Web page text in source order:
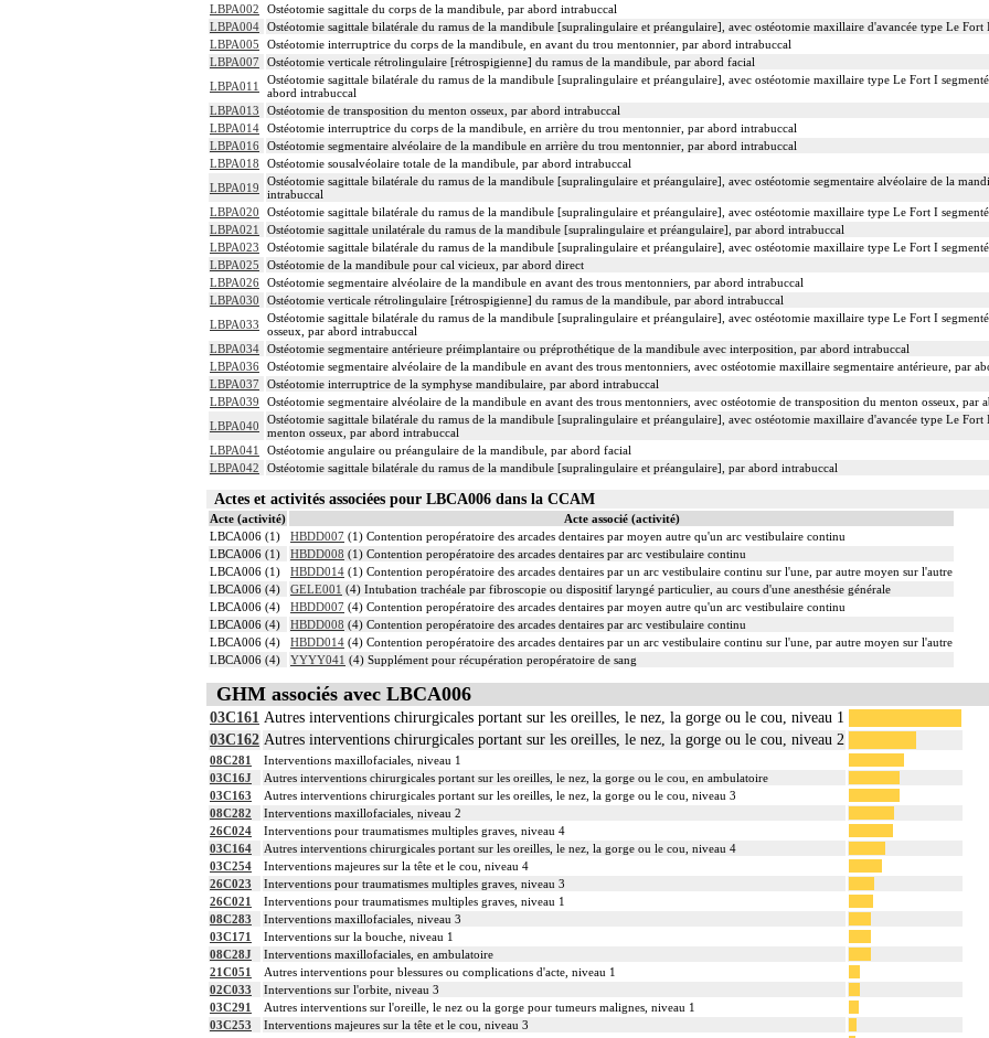
LBPA002
Ostéotomie sagittale du corps de la mandibule, par abord intrabuccal
LBPA004 Ostéotomie sagittale bilatérale du ramus de la mandibule [supralingulaire et préangulaire], avec ostéotomie maxillaire d'avancée type Le
LBPA005
Ostéotomie interruptrice du corps de la mandibule, en avant du trou mentonnier, par abord intrabuccal
LBPA007
Ostéotomie verticale rétrolingulaire [rétrospigienne] du ramus de la mandibule, par abord facial
LBPA011
Ostéotomie sagittale bilatérale du ramus de la mandibule [supralingulaire et préangulaire], avec ostéotomie maxillaire type Le Fort I
abord intrabuccal
LBPA013
Ostéotomie de transposition du menton osseux, par abord intrabuccal
LBPA014 Ostéotomie interruptrice du corps de la mandibule, en arrière du trou mentonnier, par abord intrabuccal
LBPA016 Ostéotomie segmentaire alvéolaire de la mandibule en arrière du trou mentonnier, par abord intrabuccal
LBPA018
Ostéotomie sousalvéolaire totale de la mandibule, par abord intrabuccal
LBPA019
Ostéotomie sagittale bilatérale du ramus de la mandibule [supralingulaire et préangulaire], avec ostéotomie segmentaire alvéolaire de la
intrabuccal
LBPA020
Ostéotomie sagittale bilatérale du ramus de la mandibule [supralingulaire et préangulaire], avec ostéotomie maxillaire type Le Fort I
LBPA021
Ostéotomie sagittale unilatérale du ramus de la mandibule [supralingulaire et préangulaire], par abord intrabuccal
LBPA023
Ostéotomie sagittale bilatérale du ramus de la mandibule [supralingulaire et préangulaire], avec ostéotomie maxillaire type Le Fort I
LBPA025
Ostéotomie de la mandibule pour cal vicieux, par abord direct
LBPA026 Ostéotomie segmentaire alvéolaire de la mandibule en avant des trous mentonniers, par abord intrabuccal
LBPA030
Ostéotomie verticale rétrolingulaire [rétrospigienne] du ramus de la mandibule, par abord intrabuccal
LBPA033
Ostéotomie sagittale bilatérale du ramus de la mandibule [supralingulaire et préangulaire], avec ostéotomie maxillaire type Le Fort I
osseux, par abord intrabuccal
LBPA034 Ostéotomie segmentaire antérieure préimplantaire ou préprothétique de la mandibule avec interposition, par abord intrabuccal
LBPA036 Ostéotomie segmentaire alvéolaire de la mandibule en avant des trous mentonniers, avec ostéotomie maxillaire segmentaire antérieure, par
LBPA037
Ostéotomie interruptrice de la symphyse mandibulaire, par abord intrabuccal
LBPA039
Ostéotomie segmentaire alvéolaire de la mandibule en avant des trous mentonniers, avec ostéotomie de transposition du menton osseux, par
LBPA040
Ostéotomie sagittale bilatérale du ramus de la mandibule [supralingulaire et préangulaire], avec ostéotomie maxillaire d'avancée type Le
menton osseux, par abord intrabuccal
LBPA041
Ostéotomie angulaire ou préangulaire de la mandibule, par abord facial
LBPA042
Ostéotomie sagittale bilatérale du ramus de la mandibule [supralingulaire et préangulaire], par abord intrabuccal
Actes et activités associées pour LBCA006 dans la CCAM
Acte (activité)
Acte associé (activité)
LBCA006 (1)
HBDD007 (1) Contention peropératoire des arcades dentaires par moyen autre qu'un arc vestibulaire continu
LBCA006 (1)
HBDD008 (1) Contention peropératoire des arcades dentaires par arc vestibulaire continu
LBCA006 (1)
HBDD014 (1) Contention peropératoire des arcades dentaires par un arc vestibulaire continu sur l'une, par autre moyen sur l'autre
LBCA006 (4)
GELE001 (4) Intubation trachéale par fibroscopie ou dispositif laryngé particulier, au cours d'une anesthésie générale
LBCA006 (4)
HBDD007 (4) Contention peropératoire des arcades dentaires par moyen autre qu'un arc vestibulaire continu
LBCA006 (4)
HBDD008 (4) Contention peropératoire des arcades dentaires par arc vestibulaire continu
LBCA006 (4)
HBDD014 (4) Contention peropératoire des arcades dentaires par un arc vestibulaire continu sur l'une, par autre moyen sur l'autre
LBCA006 (4)
YYYY041 (4) Supplément pour récupération peropératoire de sang
GHM associés avec LBCA006
03C161 Autres interventions chirurgicales portant sur les oreilles, le nez, la gorge ou le cou, niveau 1
03C162 Autres interventions chirurgicales portant sur les oreilles, le nez, la gorge ou le cou, niveau 2
08C281
Interventions maxillofaciales, niveau 1
03C16J
Autres interventions chirurgicales portant sur les oreilles, le nez, la gorge ou le cou, en ambulatoire
03C163
Autres interventions chirurgicales portant sur les oreilles, le nez, la gorge ou le cou, niveau 3
08C282
Interventions maxillofaciales, niveau 2
26C024
Interventions pour traumatismes multiples graves, niveau 4
03C164
Autres interventions chirurgicales portant sur les oreilles, le nez, la gorge ou le cou, niveau 4
03C254
Interventions majeures sur la tête et le cou, niveau 4
26C023
Interventions pour traumatismes multiples graves, niveau 3
26C021
Interventions pour traumatismes multiples graves, niveau 1
08C283
Interventions maxillofaciales, niveau 3
03C171
Interventions sur la bouche, niveau 1
08C28J
Interventions maxillofaciales, en ambulatoire
21C051
Autres interventions pour blessures ou complications d'acte, niveau 1
02C033
Interventions sur l'orbite, niveau 3
03C291
Autres interventions sur l'oreille, le nez ou la gorge pour tumeurs malignes, niveau 1
03C253
Interventions majeures sur la tête et le cou, niveau 3